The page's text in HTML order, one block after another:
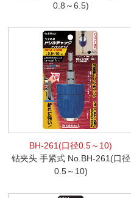
0.8～6.5)
BH-261(口径0.5～10)
钻夹头 手紧式 No.BH-261(口径
0.5～10)